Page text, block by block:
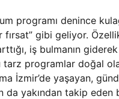
programı denince
fırsat” gibi geliyor.
iş bulmanın
tarz programlar doğal
İzmir’de yaşayan,
da yakından takip eden